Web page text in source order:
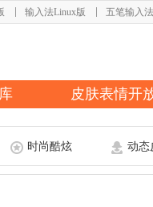
输入法Linux版 五笔输入法
皮肤表情开
时尚酷炫 动态